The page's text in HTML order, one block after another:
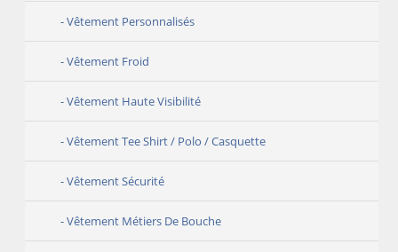
Vêtement Personnalisés
Vêtement Froid
Vêtement Haute Visibilité
Vêtement Tee Shirt / Polo / Casquette
Vêtement Sécurité
Vêtement Métiers De Bouche